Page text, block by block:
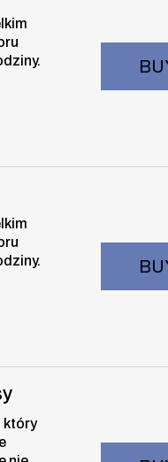
17:30
, 9 august
który